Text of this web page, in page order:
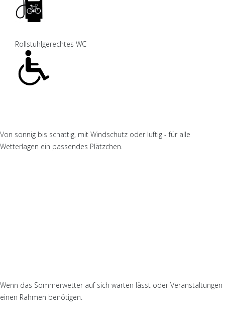
Rollstuhlgerechtes WC
Von sonnig bis schattig, mit Windschutz oder luftig - für alle
Wetterlagen ein passendes Plätzchen.
Wenn das Sommerwetter auf sich warten lässt oder Veranstaltungen
einen Rahmen benötigen.